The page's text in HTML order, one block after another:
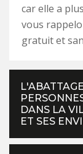
car elle a
vous
gratuit et
DANS LA
ET SES